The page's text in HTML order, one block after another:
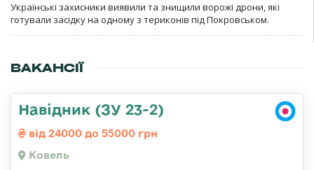
Українські захисники виявили та знищили ворожі дрони, які
готували засідку на одному з териконів під Покровськом.
ВАКАНСІЇ
Навідник (ЗУ 23-2)
від 24000 до 55000 грн
Ковель